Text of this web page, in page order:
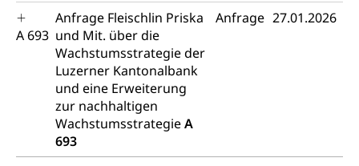
A 693
Anfrage Fleischlin Priska
und Mit. über die
Wachstumsstrategie der
Luzerner Kantonalbank
und eine Erweiterung
zur nachhaltigen
WachstumsstrategieA
693
Anfrage 27.01.2026
Jugend+Sport
Freiwilliger Schulsport
Sportförderung
Tierschutz
Hobbytierhaltung und Bienen
Veterinärdienst
Wildtiere
Halten von Wildtieren
Haltung Heimtiere
Todesfall
Bestattung, Beerdigung, Testament, Erbrecht,
Erbschaft, Todesschein, Todesanzeige,
Zivilstandsamt, Erben, Erbenliste
Ärztliche Todesbescheinigung
Sicherheit